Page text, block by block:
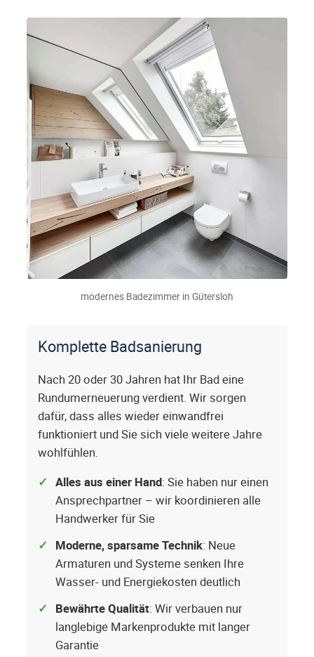
modernes Badezimmer in Gütersloh
Komplette Badsanierung
Nach 20 oder 30 Jahren hat Ihr Bad eine
Rundumerneuerung verdient. Wir sorgen
dafür, dass alles wieder einwandfrei
funktioniert und Sie sich viele weitere Jahre
wohlfühlen.
Alles aus einer Hand: Sie haben nur einen
Ansprechpartner – wir koordinieren alle
Handwerker für Sie
Moderne, sparsame Technik: Neue
Armaturen und Systeme senken Ihre
Wasser- und Energiekosten deutlich
Bewährte Qualität: Wir verbauen nur
langlebige Markenprodukte mit langer
Garantie